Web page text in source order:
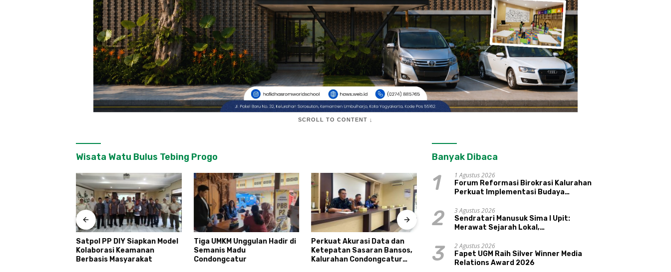
SCROLL TO CONTENT ↓
Wisata Watu Bulus Tebing Progo
Satpol PP DIY Siapkan Model
Kolaborasi Keamanan
Berbasis Masyarakat
Tiga UMKM Unggulan Hadir di
Semanis Madu
Condongcatur
Perkuat Akurasi Data dan
Ketepatan Sasaran Bansos,
Kalurahan Condongcatur
Cabang FAJI Kulon Progo
2026-2030 Siap Dorong
Upit: Merawat Sejarah Lokal,
Banyak Dibaca
1
1 Agustus 2026
Forum Reformasi Birokrasi Kalurahan
Perkuat Implementasi Budaya
Kepamongan DIY
2
3 Agustus 2026
Sendratari Manusuk Sima I Upit:
Merawat Sejarah Lokal,
Pariwisata, dan Ekologi Klaten
3
2 Agustus 2026
Fapet UGM Raih Silver Winner Media
Relations Award 2026